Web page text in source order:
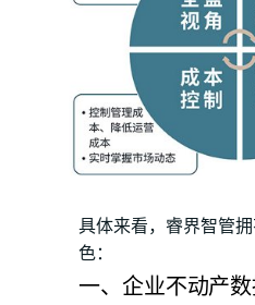
具体来看，睿界智管
色：
一、企业不动产